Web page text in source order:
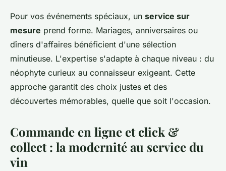
Pour vos événements spéciaux, un service sur
mesure prend forme. Mariages, anniversaires ou
dîners d'affaires bénéficient d'une sélection
minutieuse. L'expertise s'adapte à chaque niveau : du
néophyte curieux au connaisseur exigeant. Cette
approche garantit des choix justes et des
découvertes mémorables, quelle que soit l'occasion.
Commande en ligne et click &
collect : la modernité au service du
vin